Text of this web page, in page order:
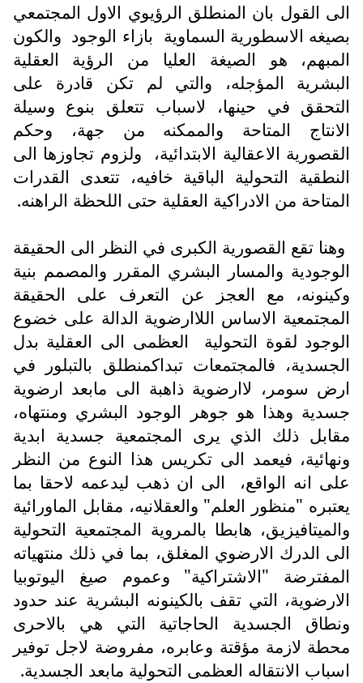
الى القول بان المنطلق الرؤيوي الاول المجتمعي
بصيغه الاسطورية السماوية بازاء الوجود والكون
المبهم، هو الصيغة العليا من الرؤية العقلية
البشرية المؤجله، والتي لم تكن قادرة على
التحقق في حينها، لاسباب تتعلق بنوع وسيلة
الانتاج المتاحة والممكنه من جهة، وحكم
القصورية الاعقالية الابتدائية،
ولزوم تجاوزها الى
النطقية التحولية الباقية خافيه، تتعدى القدرات
المتاحة من الادراكية العقلية حتى اللحظة الراهنه.
وهنا تقع القصورية الكبرى في النظر الى الحقيقة
الوجودية والمسار البشري المقرر والمصمم بنية
وكينونه، مع العجز عن التعرف على الحقيقة
المجتمعية الاساس اللاارضوية الدالة على خضوع
الوجود لقوة التحولية
العظمى الى العقلية بدل
الجسدية، فالمجتمعات تبداكمنطلق بالتبلور في
ارض سومر، لاارضوية ذاهبة الى مابعد ارضوية
جسدية وهذا هو جوهر الوجود البشري ومنتهاه،
مقابل ذلك الذي يرى المجتمعية جسدية ابدية
ونهائية، فيعمد الى تكريس هذا النوع من النظر
على انه الواقع،
الى ان ذهب ليدعمه لاحقا بما
يعتبره "منظور العلم" والعقلانيه، مقابل الماورائية
والميتافيزيق، هابطا بالمروية المجتمعية التحولية
الى الدرك الارضوي المغلق، بما في ذلك منتهياته
المفترضة "الاشتراكية" وعموم صيغ اليوتوبيا
الارضوية، التي تقف بالكينونه البشرية عند حدود
ونطاق الجسدية الحاجاتية التي هي بالاحرى
محطة لازمة مؤقتة وعابره، مفروضة لاجل توفير
اسباب الانتقاله العظمى التحولية مابعد الجسدية.